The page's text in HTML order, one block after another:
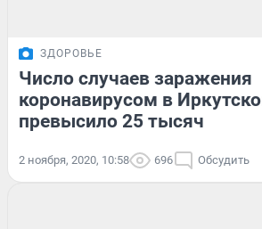
ЗДОРОВЬЕ
Число случаев заражения
коронавирусом в
превысило 25 тысяч
2 ноября, 2020, 10:58 696 Обсудить